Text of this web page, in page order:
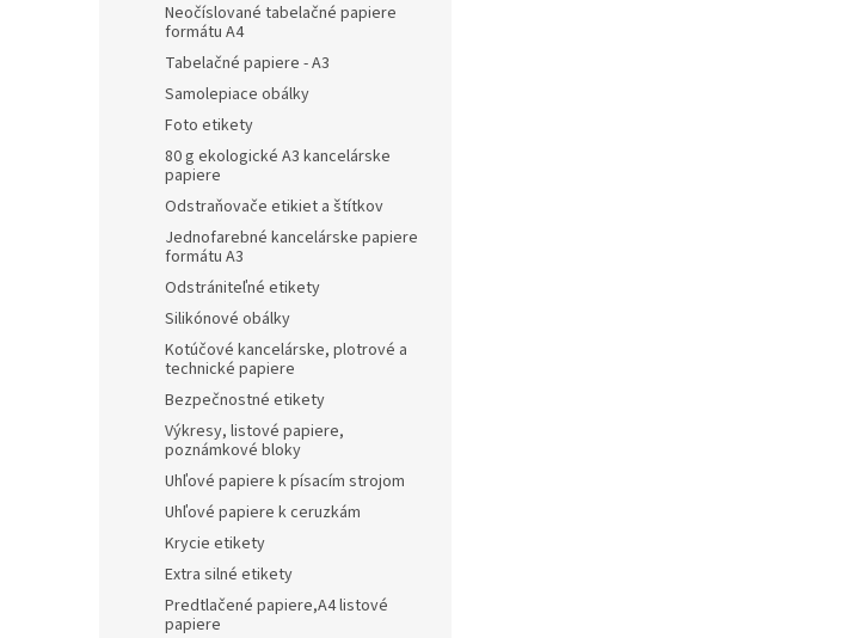
Neočíslované tabelačné papiere
formátu A4
Tabelačné papiere - A3
Samolepiace obálky
Foto etikety
80 g ekologické A3 kancelárske
papiere
Odstraňovače etikiet a štítkov
Jednofarebné kancelárske papiere
formátu A3
Odstrániteľné etikety
Silikónové obálky
Kotúčové kancelárske, plotrové a
technické papiere
Bezpečnostné etikety
Výkresy, listové papiere,
poznámkové bloky
Uhľové papiere k písacím strojom
Uhľové papiere k ceruzkám
Krycie etikety
Extra silné etikety
Predtlačené papiere,A4 listové
papiere